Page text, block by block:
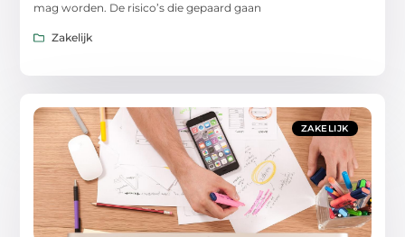
mag worden. De risico’s die gepaard gaan
Zakelijk
ZAKELIJK